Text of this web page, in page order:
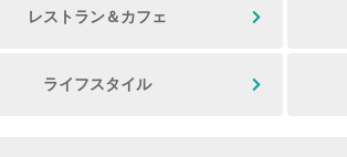
レストラン＆カフェ
ライフスタイル